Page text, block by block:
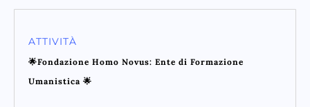
ATTIVITÀ
🌟Fondazione Homo Novus: Ente di Formazione
Umanistica 🌟